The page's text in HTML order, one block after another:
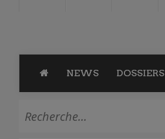
NEWS DOSSIERS